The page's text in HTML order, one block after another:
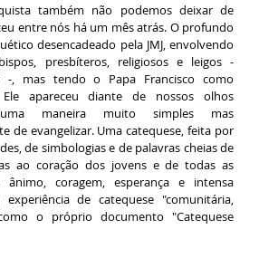
também não podemos deixar de
entre nós há um mês atrás. O profundo
desencadeado pela JMJ, envolvendo
presbíteros, religiosos e leigos -
-, mas tendo o Papa Francisco como
apareceu diante de nossos olhos
maneira muito simples mas
de evangelizar. Uma catequese, feita por
de simbologias e de palavras cheias de
ao coração dos jovens e de todas as
ânimo, coragem, esperança e intensa
de catequese "comunitária,
o próprio documento "Catequese